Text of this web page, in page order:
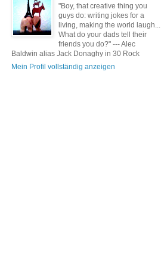
"Boy, that creative thing you
guys do: writing jokes for a
living, making the world laugh...
What do your dads tell their
friends you do?" --- Alec
Baldwin alias Jack Donaghy in 30 Rock
Mein Profil vollständig anzeigen